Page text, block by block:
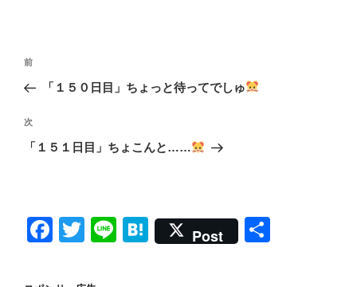
投
ナ
ビ
ゲ
ン
前
の
稿
前
「１５０日目」ちょっと待ってでしゅ
次
の
次
「１５１日目」ちょこんと……
F
c
T
tt
Li
H
Post